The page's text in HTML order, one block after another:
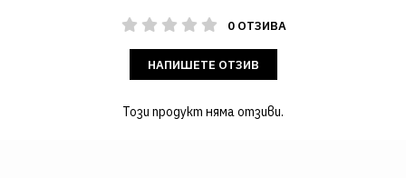
0 ОТЗИВА
НАПИШЕТЕ ОТЗИВ
Този продукт няма отзиви.